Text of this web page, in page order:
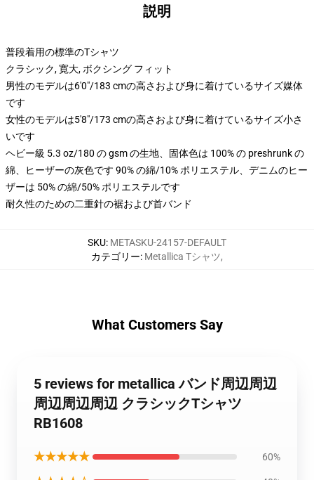
説明
普段着用の標準のTシャツ
クラシック, 寛大, ボクシング フィット
男性のモデルは6'0"/183 cmの高さおよび身に着けているサイズ媒体
です
女性のモデルは5'8"/173 cmの高さおよび身に着けているサイズ小さ
いです
ヘビー級 5.3 oz/180 の gsm の生地、固体色は 100% の preshrunk の
綿、ヒーザーの灰色です 90% の綿/10% ポリエステル、デニムのヒー
ザーは 50% の綿/50% ポリエステルです
耐久性のための二重針の裾および首バンド
SKU: METASKU-24157-DEFAULT
カテゴリー: Metallica Tシャツ,
What Customers Say
5 reviews for metallica バンド周辺周辺
周辺周辺周辺 クラシックTシャツ
RB1608
★★★★★ 60%